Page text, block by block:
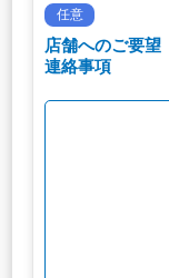
任意
店舗へのご要望
連絡事項